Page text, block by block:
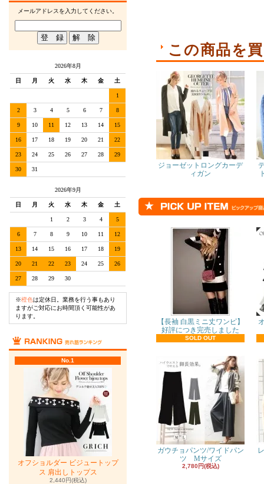
メールアドレスを入力してください。
2026年8月
日 月 火 水 木 金 土
1
2 3 4 5 6 7 8
9 10 11 12 13 14 15
16 17 18 19 20 21 22
23 24 25 26 27 28 29
30 31
2026年9月
日 月 火 水 木 金 土
1 2 3 4 5
6 7 8 9 10 11 12
13 14 15 16 17 18 19
20 21 22 23 24 25 26
27 28 29 30
※橙色は定休日。業務を行う事もあり
ますがご対応にお時間頂く可能性があ
ります。
No.1
オフショルダー ビジュートップ
ス 肩出しトップス
2,440円(税込)
この商品を
ジョーゼットロングカーデ
ィガン
【長袖 白黒ミニ丈ワンピ】
好評につき完売しました
SOLD OUT
ガウチョパンツ/ワイドパン
ツ Mサイズ
2,780円(税込)